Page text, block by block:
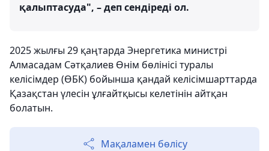
қалыптасуда", – деп сендіреді ол.
2025 жылғы 29 қаңтарда Энергетика министрі
Алмасадам Сәтқалиев Өнім бөлінісі туралы
келісімдер (ӨБК) бойынша қандай келісімшарттарда
Қазақстан үлесін ұлғайтқысы келетінін айтқан
болатын.
Мақаламен бөлісу